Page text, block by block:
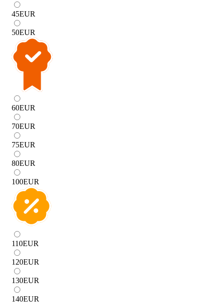
45EUR
50EUR
60EUR
70EUR
75EUR
80EUR
100EUR
110EUR
120EUR
130EUR
140EUR